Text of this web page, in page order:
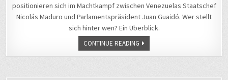
positionieren sich im Machtkampf zwischen Venezuelas Staatschef
Nicolás Maduro und Parlamentspräsident Juan Guaidó. Wer stellt
sich hinter wen? Ein Überblick.
CONTINUE READING